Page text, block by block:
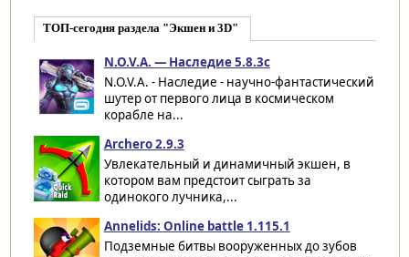
ТОП-сегодня раздела "Экшен и 3D"
N.O.V.A. — Наследие 5.8.3c
N.O.V.A. - Наследие - научно-фантастический
шутер от первого лица в космическом
корабле на...
Archero 2.9.3
Увлекательный и динамичный экшен, в
котором вам предстоит сыграть за
одинокого лучника,...
Annelids: Online battle 1.115.1
Подземные битвы вооруженных до зубов